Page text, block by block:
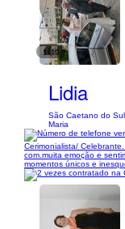
1/49
Lidia
São Caetano do
Maria
Cerimonialista/
com.muita emoção e
momentos únicos e